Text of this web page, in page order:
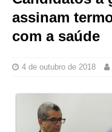
assinam
com a saúde
4 de outubro de 2018